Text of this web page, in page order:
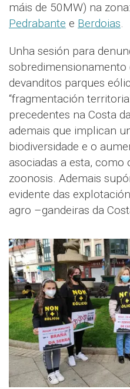
máis de 50MW) na
Pedrabante e Berdoias.
Unha sesión para
sobredimensionamento
devanditos parques
“fragmentación
precedentes na Costa
ademais que implican
biodiversidade e o
asociadas a esta, como
zoonosis. Ademais
evidente das
agro –gandeiras da